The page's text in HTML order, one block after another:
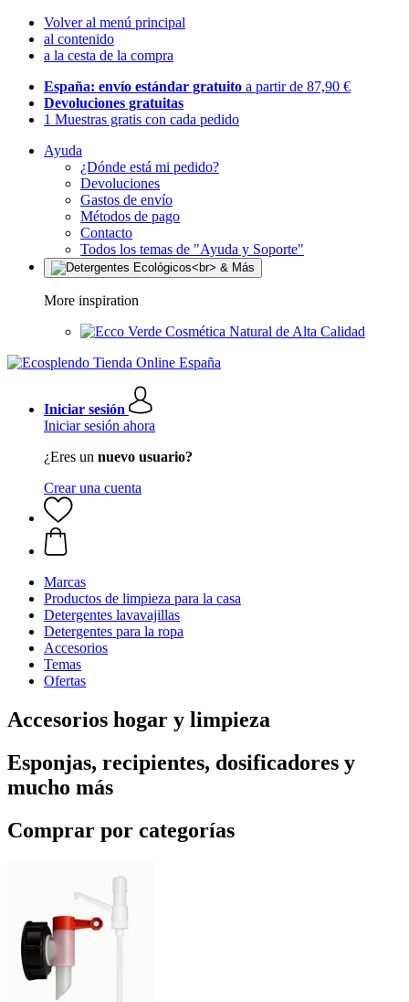
Volver al menú principal
al contenido
a la cesta de la compra
España: envío estándar gratuito a partir de 87,90 €
Devoluciones gratuitas
1 Muestras gratis con cada pedido
Ayuda
¿Dónde está mi pedido?
Devoluciones
Gastos de envío
Métodos de pago
Contacto
Todos los temas de "Ayuda y Soporte"
More inspiration
Cosmética Natural de Alta Calidad
Iniciar sesión
Iniciar sesión ahora
¿Eres un nuevo usuario?
Crear una cuenta
Marcas
Productos de limpieza para la casa
Detergentes lavavajillas
Detergentes para la ropa
Accesorios
Temas
Ofertas
Accesorios hogar y limpieza
Esponjas, recipientes, dosificadores y
mucho más
Comprar por categorías